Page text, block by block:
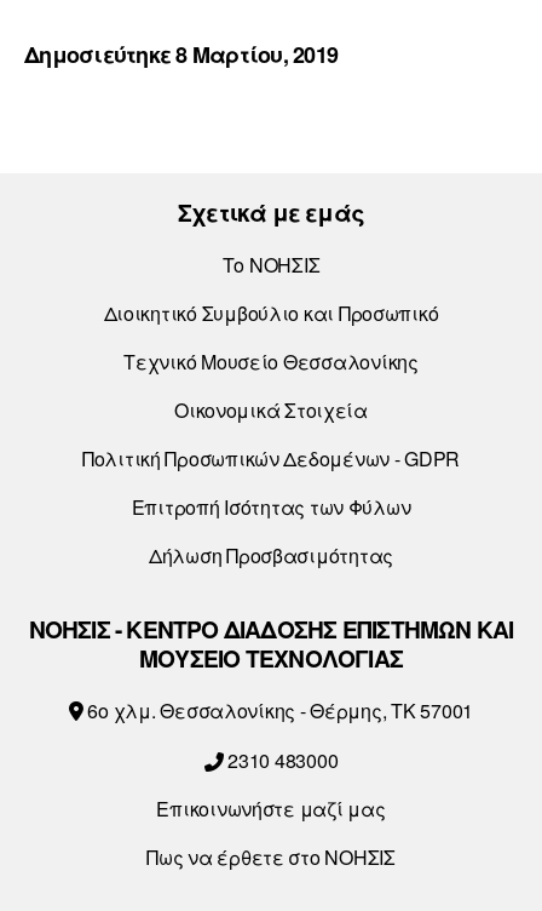
Δημοσιεύτηκε 8 Μαρτίου, 2019
Σχετικά με εμάς
Το ΝΟΗΣΙΣ
Διοικητικό Συμβούλιο και Προσωπικό
Τεχνικό Μουσείο Θεσσαλονίκης
Οικονομικά Στοιχεία
Πολιτική Προσωπικών Δεδομένων - GDPR
Επιτροπή Ισότητας των Φύλων
Δήλωση Προσβασιμότητας
ΝΟΗΣΙΣ - ΚΕΝΤΡΟ ΔΙΑΔΟΣΗΣ ΕΠΙΣΤΗΜΩΝ ΚΑΙ
ΜΟΥΣΕΙΟ ΤΕΧΝΟΛΟΓΙΑΣ
6o χλμ. Θεσσαλονίκης - Θέρμης, ΤΚ 57001
2310 483000
Επικοινωνήστε μαζί μας
Πως να έρθετε στο ΝΟΗΣΙΣ